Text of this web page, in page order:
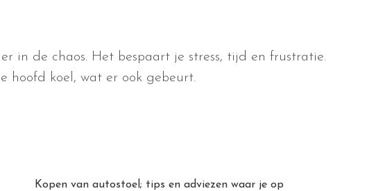
in de chaos. Het bespaart je stress, tijd en frustratie.
hoofd koel, wat er ook gebeurt.
Kopen van autostoel; tips en adviezen waar je op